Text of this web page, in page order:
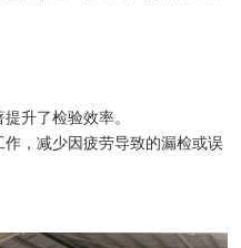
升了检验效率。
，减少因疲劳导致的漏检或误